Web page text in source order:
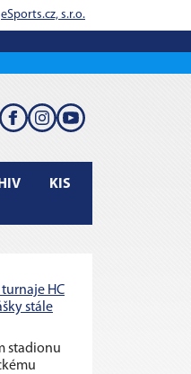
eSports.cz, s.r.o.
KIS
HC
stále
stadionu